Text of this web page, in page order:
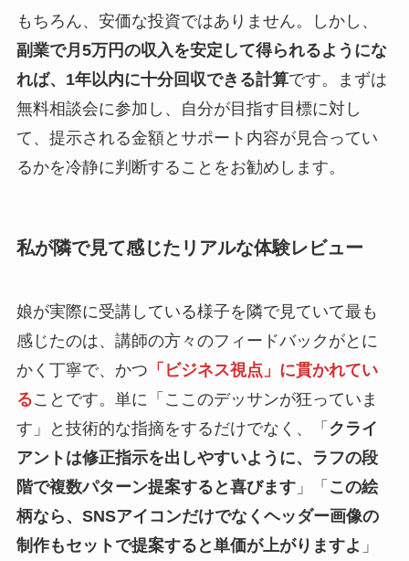
もちろん、安価な投資ではありません。しかし、
副業で月5万円の収入を安定して得られるようにな
れば、1年以内に十分回収できる計算です。まずは
無料相談会に参加し、自分が目指す目標に対し
て、提示される金額とサポート内容が見合ってい
るかを冷静に判断することをお勧めします。
私が隣で見て感じたリアルな体験レビュー
娘が実際に受講している様子を隣で見ていて最も
感じたのは、講師の方々のフィードバックがとに
かく丁寧で、かつ 「ビジネス視点」に貫かれてい
ることです。単に「ここのデッサンが狂っていま
す」と技術的な指摘をするだけでなく、「 クライ
アントは修正指示を出しやすいように、ラフの段
階で複数パターン提案すると喜びます」「 この絵
柄なら、SNSアイコンだけでなくヘッダー画像の
制作もセットで提案すると単価が上がりますよ 」